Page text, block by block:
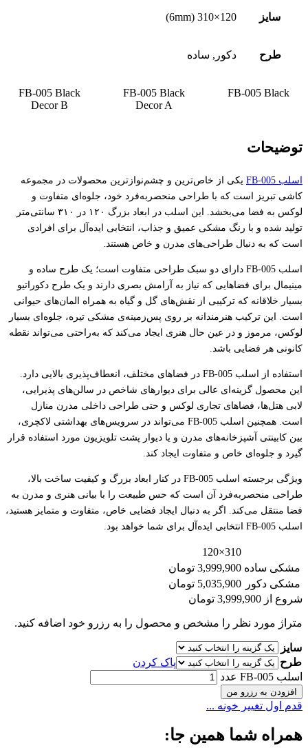
سایز 120×310 (6mm)
طرح دکور, ساده
FB-005 Black
FB-005 Black
Decor A
FB-005 Black
Decor B
توضیحات
اسلب FB-005
یکی از خاص‌ترین و چشم‌نوازترین محصولات در مجموعه
کاشی تبریز است که با طراحی منحصر‌به‌فرد خود، جلوه‌ای متفاوت و
لوکس به فضا می‌بخشد. این اسلب در ابعاد بزرگ ۱۲۰ در ۳۱۰ سانتی‌متر
تولید شده و با رنگ مشکی عمیق و جذاب، انتخابی ایده‌آل برای افرادی
است که به دنبال طراحی‌های مدرن و خاص هستند.
اسلب FB-005 دارای دو سبک طراحی متفاوت است؛ یک طرح ساده و
مینیمال برای فضاهایی که نیاز به آرامش بصری دارند و یک طرح دکوراتیو
بسیار خلاقانه که ترکیبی از نقش‌های گل و گیاه به همراه المان‌های حیوانی
است. این ترکیب هنرمندانه بر روی پس‌زمینه‌ی مشکی تیره، جلوه‌ای بسیار
لوکس، مرموز و در عین حال هنری ایجاد می‌کند که به‌راحتی می‌تواند نقطه
کانونی هر فضایی باشد.
استفاده از اسلب FB-005 در فضاهای مختلف، انعطاف‌پذیری بالایی دارد.
این محصول گزینه‌ای عالی برای دیوارهای شاخص در سالن‌های پذیرایی،
لابی هتل‌ها، فضاهای تجاری لوکس و حتی طراحی داخلی مدرن منازل
است. همچنین اسلب FB-005 می‌تواند در سرویس‌های بهداشتی لاکچری،
بین کابینتی آشپزخانه‌های مدرن و یا دیوار پشت تلویزیون مورد استفاده قرار
گیرد و جلوه‌ای خاص و متفاوت ایجاد کند.
ویژگی برجسته اسلب FB-005 در کنار ابعاد بزرگ و کیفیت ساخت بالا،
طراحی منحصربه‌فرد آن است که حس طبیعت را با بیانی هنری و مدرن به
فضا منتقل می‌کند. اگر به دنبال ایجاد فضایی خاص، متفاوت و متمایز هستید،
اسلب FB-005 انتخابی ایده‌آل برای شما خواهد بود.
310×120
مشکی ساده 3,999,900 تومان
مشکی دکور
5,035,900 تومان
شروع از 3,999,900 تومان
متراژ مورد نظر را مشخص و محصول را به رزرو خود اضافه کنید.
سایز
طرح
پاک کردن
اسلب FB-005 عدد
افزودن به رزرو من
قدم اول تغییر خونه ...
همراه شما همین جا: